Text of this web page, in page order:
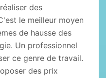
des
le meilleur moyen
de hausse des
Un professionnel
ce genre de travail.
des prix